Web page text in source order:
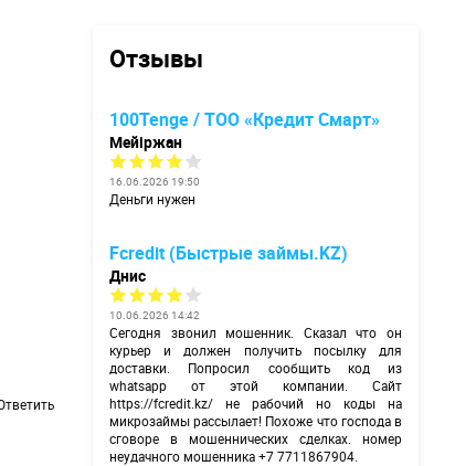
Отзывы
100Tenge / ТОО «Кредит Смарт»
Мейіржан
16.06.2026 19:50
Деньги нужен
Fcredit (Быстрые займы.KZ)
Днис
10.06.2026 14:42
Сегодня звонил мошенник. Сказал что он
курьер и должен получить посылку для
доставки. Попросил сообщить код из
whatsapp от этой компании. Сайт
https://fcredit.kz/ не рабочий но коды на
микрозаймы рассылает! Похоже что господа в
сговоре в мошеннических сделках. номер
неудачного мошенника +7 7711867904.